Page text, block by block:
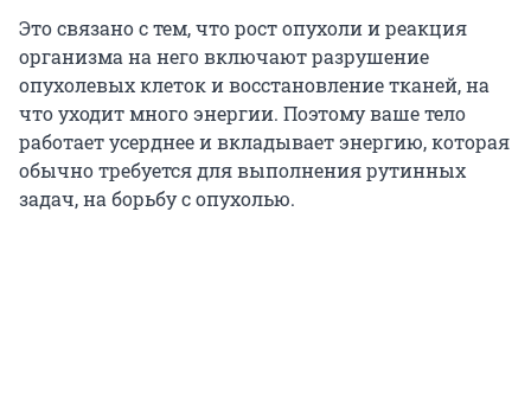
Это связано с тем, что рост опухоли и реакция
организма на него включают разрушение
опухолевых клеток и восстановление тканей, на
что уходит много энергии. Поэтому ваше тело
работает усерднее и вкладывает энергию, которая
обычно требуется для выполнения рутинных
задач, на борьбу с опухолью.